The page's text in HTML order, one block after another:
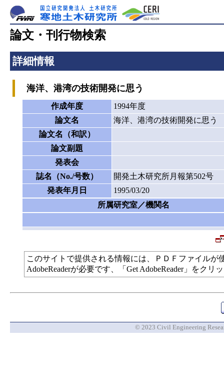
論文・刊行物検索
詳細情報
海洋、港湾の技術開発に思う
作成年度
1994年度
論文名
海洋、港湾の技術開発に思う
論文名（和訳）
論文副題
発表会
誌名（No./号数）
開発土木研究所月報第502号
発表年月日
1995/03/20
所属研究室／機関名
このサイトで提供される情報には、ＰＤＦファイル
AdobeReaderが必要です、「Get AdobeReader」をク
© 2023 Civil Engineering